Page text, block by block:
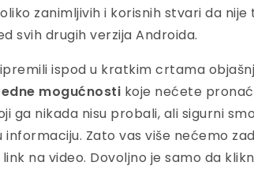
zanimljivih i korisnih stvari da
svih drugih verzija Androida.
ispod u kratkim crtama
mogućnosti koje nećete
ga nikada nisu probali, ali sigurni
informaciju. Zato vas više nećemo
na video. Dovoljno je samo da